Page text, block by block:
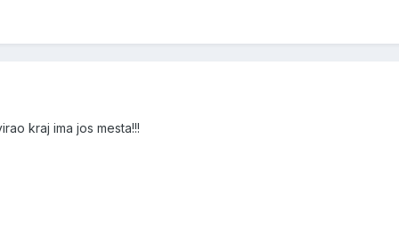
kraj ima jos mesta!!!